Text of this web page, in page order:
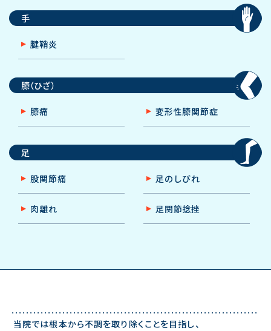
手
腱鞘炎
膝（ひざ）
膝痛 変形性膝関節症
足
股関節痛 足のしびれ
肉離れ 足関節捻挫
当院では根本から不調を取り除くことを目指し、